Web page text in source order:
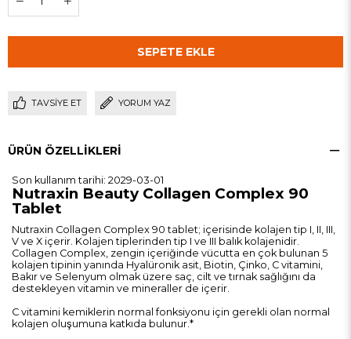
TAVSIYE ET YORUM YAZ
ÜRÜN ÖZELLIKLERI
Son kullanım tarihi: 2029-03-01
Nutraxin Beauty Collagen Complex 90
Tablet
Nutraxin Collagen Complex 90 tablet; içerisinde kolajen tip I, II, III,
V ve X içerir. Kolajen tiplerinden tip I ve III balık kolajenidir.
Collagen Complex, zengin içeriğinde vücutta en çok bulunan 5
kolajen tipinin yanında Hyalüronik asit, Biotin, Çinko, C vitamini,
Bakır ve Selenyum olmak üzere saç, cilt ve tırnak sağlığını da
destekleyen vitamin ve mineraller de içerir.
C vitamini kemiklerin normal fonksiyonu için gerekli olan normal
kolajen oluşumuna katkıda bulunur.*